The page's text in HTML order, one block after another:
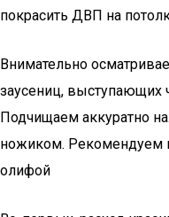
покрасить ДВП на
Внимательно
заусениц, выступающих
Подчищаем аккуратно
ножиком. Рекомендуем
олифой